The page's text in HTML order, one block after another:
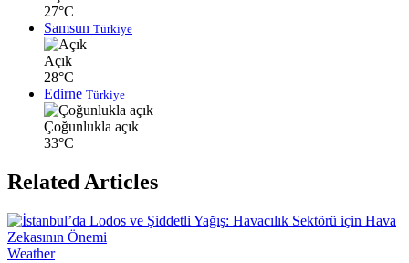
27°C
Samsun Türkiye
Açık
28°C
Edirne Türkiye
Çoğunlukla açık
33°C
Related Articles
Weather